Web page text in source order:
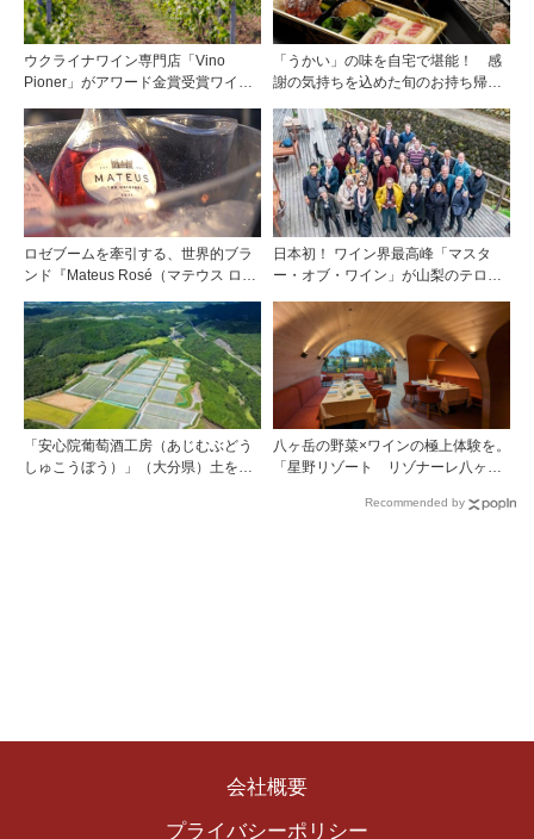
ウクライナワイン専門店「Vino
Pioner」がアワード金賞受賞ワイン
「うかい」の味を自宅で堪能！ 感
謝の気持ちを込めた旬のお持ち帰り
ロゼブームを牽引する、世界的ブラ
ンド『Mateus Rosé（マテウス ロ
日本初！ ワイン界最高峰「マスタ
ー・オブ・ワイン」が山梨のテロワ
「安心院葡萄酒工房（あじむぶどう
しゅこうぼう）」（大分県）土を作
八ヶ岳の野菜×ワインの極上体験を。
「星野リゾート リゾナーレ八ヶ
SETTE」がリニューアルオープン！
Recommended by
会社概要
プライバシーポリシー